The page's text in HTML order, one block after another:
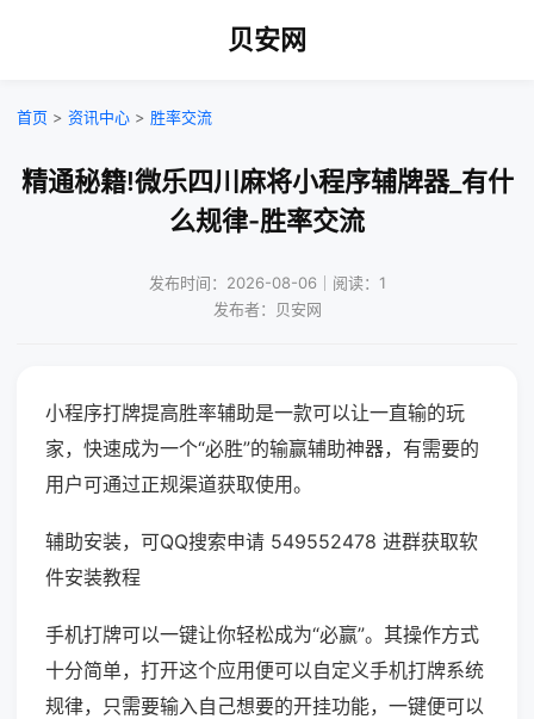
贝安网
首页 > 资讯中心 > 胜率交流
精通秘籍!微乐四川麻将小程序辅牌器_有什
么规律-胜率交流
发布时间：2026-08-06｜阅读：1
发布者：贝安网
小程序打牌提高胜率辅助是一款可以让一直输的玩
家，快速成为一个“必胜”的输赢辅助神器，有需要的
用户可通过正规渠道获取使用。
辅助安装，可QQ搜索申请 549552478 进群获取软
件安装教程
手机打牌可以一键让你轻松成为“必赢”。其操作方式
十分简单，打开这个应用便可以自定义手机打牌系统
规律，只需要输入自己想要的开挂功能，一键便可以